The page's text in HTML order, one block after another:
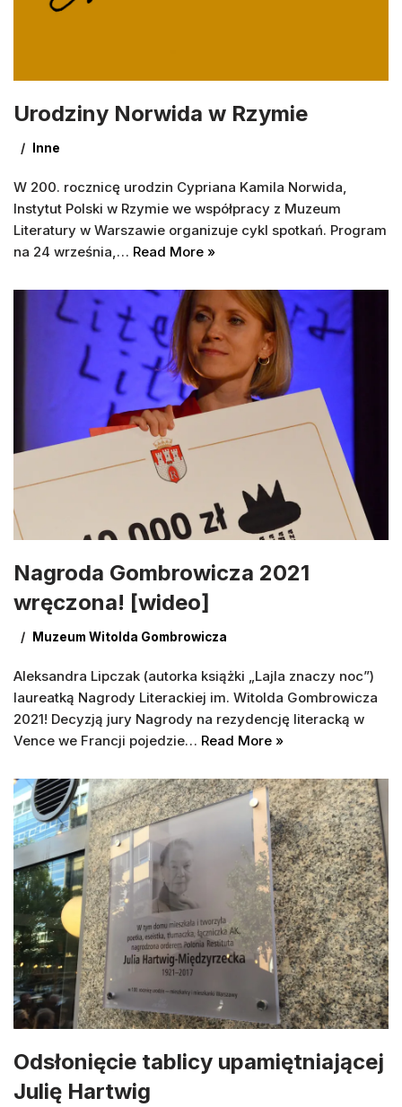
Urodziny Norwida w Rzymie
Inne
W 200. rocznicę urodzin Cypriana Kamila Norwida,
Instytut Polski w Rzymie we współpracy z Muzeum
Literatury w Warszawie organizuje cykl spotkań. Program
na 24 września,… Read More »
Nagroda Gombrowicza 2021
wręczona! [wideo]
Muzeum Witolda Gombrowicza
Aleksandra Lipczak (autorka książki „Lajla znaczy noc”)
laureatką Nagrody Literackiej im. Witolda Gombrowicza
2021! Decyzją jury Nagrody na rezydencję literacką w
Vence we Francji pojedzie… Read More »
Odsłonięcie tablicy upamiętniającej
Julię Hartwig